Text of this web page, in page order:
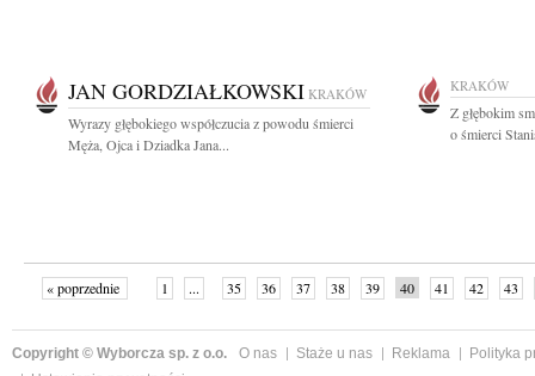
JAN GORDZIAŁKOWSKI KRAKÓW
Wyrazy głębokiego współczucia z powodu śmierci
Męża, Ojca i Dziadka Jana...
KRAKÓW
Z głębokim
o śmierci
« poprzednie 1 ... 35 36 37 38 39 40 41 42
43
Copyright © Wyborcza sp. z o.o. O nas Staże u nas Reklama
Polityka